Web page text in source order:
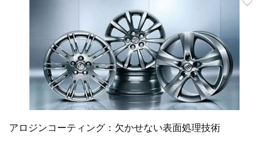
アロジンコーティング：欠かせない表面処理技術